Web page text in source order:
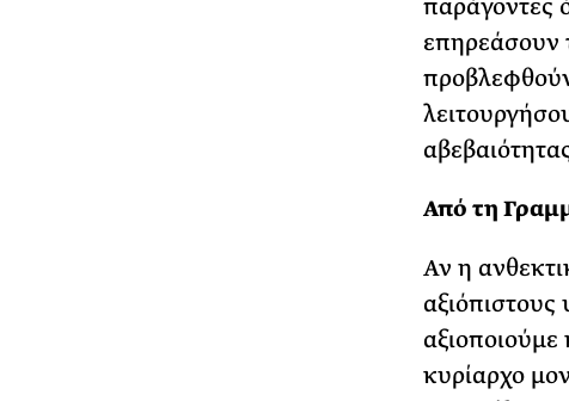
επηρεάσουν
Από τη
Αν η
κυρίαρχο